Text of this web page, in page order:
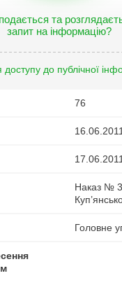
та
запит на інформацію?
до публічної
76
Наказ №
Головне